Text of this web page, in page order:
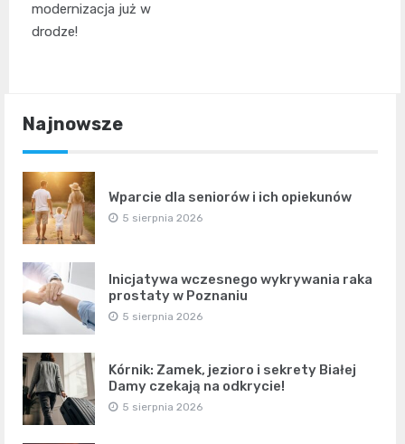
modernizacja już w
drodze!
Najnowsze
Wparcie dla seniorów i ich opiekunów
5 sierpnia 2026
Inicjatywa wczesnego wykrywania raka
prostaty w Poznaniu
5 sierpnia 2026
Kórnik: Zamek, jezioro i sekrety Białej
Damy czekają na odkrycie!
5 sierpnia 2026